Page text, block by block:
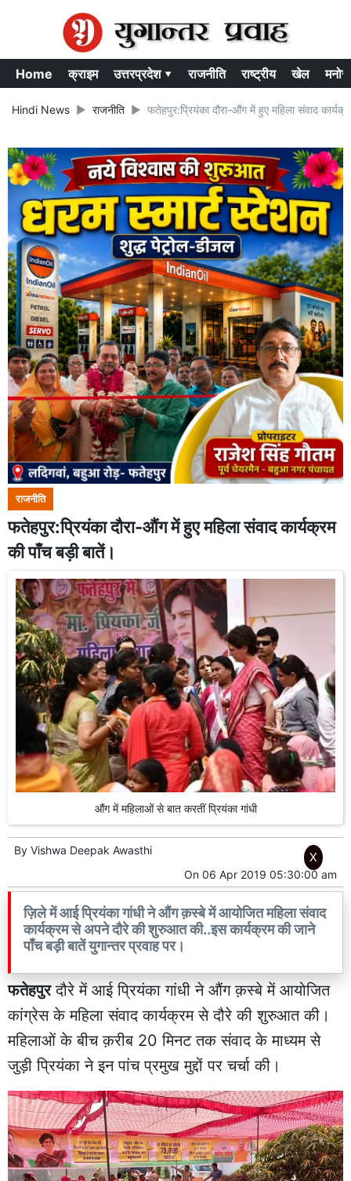
Home क्राइम उत्तरप्रदेश ▾ राजनीति राष्ट्रीय खेल
Hindi News राजनीति फतेहपुर:प्रियंका दौरा-औंग में हुए महिला संवाद
राजनीति
फतेहपुर:प्रियंका दौरा-औंग में हुए महिला संवाद कार्यक्रम
की पाँच बड़ी बातें।
औंग में महिलाओं से बात करतीं प्रियंका गांधी
By Vishwa Deepak Awasthi
On 06 Apr 2019 05:30:00 am
ज़िले में आई प्रियंका गांधी ने औंग क़स्बे में आयोजित महिला संवाद
कार्यक्रम से अपने दौरे की शुरुआत की..इस कार्यक्रम की जाने
पाँच बड़ी बातें युगान्तर प्रवाह पर।
फतेहपुरदौरे में आई प्रियंका गांधी ने औंग क़स्बे में आयोजित
कांग्रेस के महिला संवाद कार्यक्रम से दौरे की शुरुआत की।
महिलाओं के बीच क़रीब 20 मिनट तक संवाद के माध्यम से
जुड़ी प्रियंका ने इन पांच प्रमुख मुद्दों पर चर्चा की।
X